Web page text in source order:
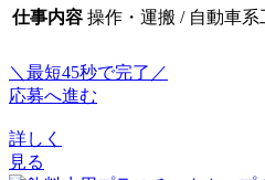
仕事内容 操作・運搬 / 自動車系
＼最短45秒で完了／
応募へ進む
詳しく
見る